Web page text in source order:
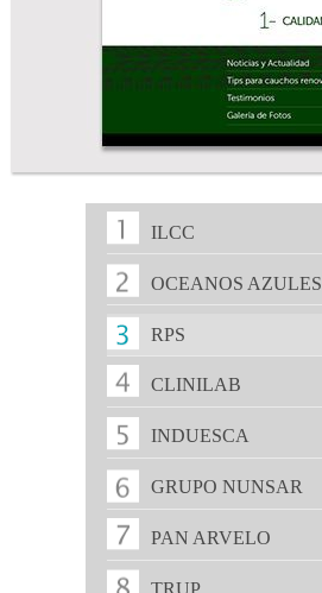
ILCC
OCEANOS AZULES
RPS
CLINILAB
INDUESCA
GRUPO NUNSAR
PAN ARVELO